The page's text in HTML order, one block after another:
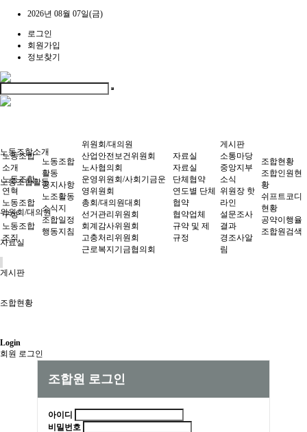
2026년 08월 07일(금)
로그인
회원가입
정보찾기
노동조합소개
노동조합활동
위원회/대의원
자료실
게시판
조합현황
노동조합
소개
노동조합
연혁
노동조합
구성
노동조합
조직
노동조합
활동
공지사항
노조활동
소식지
조합일정
행동지침
위원회/대의원
산업안전보건위원회
노사협의회
운영위원회/사회기금운
영위원회
총회/대의원대회
선거관리위원회
회계감사위원회
고충처리위원회
근로복지기금협의회
자료실
자료실
단체협약
연도별 단체
협약
협약업체
규약 및 제
규정
게시판
소통마당
중앙지부
소식
위원장 핫
라인
설문조사
결과
경조사알
림
조합현황
조합인원현
황
쉬프트코디
현황
공약이행율
조합원검색
Login
회원 로그인
조합원 로그인
아이디
비밀번호